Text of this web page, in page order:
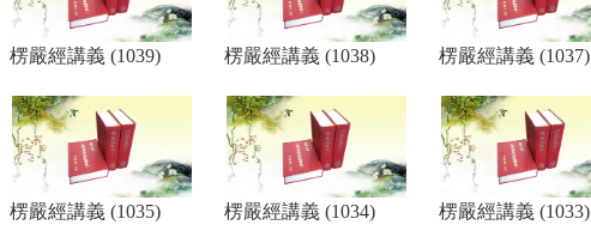
楞嚴經講義 (1039) 楞嚴經講義 (1038) 楞嚴經講義 (1037)
楞嚴經講義 (1035) 楞嚴經講義 (1034) 楞嚴經講義 (1033)